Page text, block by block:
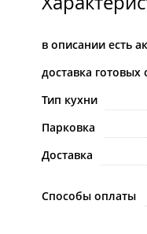
в описании есть
доставка готовых
Тип кухни
Парковка
Доставка
Способы оплаты